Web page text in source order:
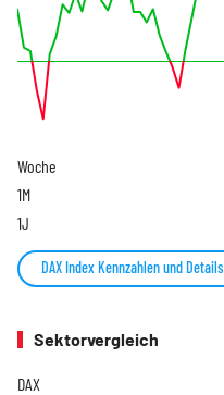
Woche
1M
1J
DAX Index Kennzahlen und Details
Sektorvergleich
DAX